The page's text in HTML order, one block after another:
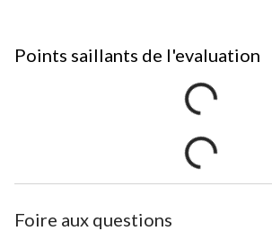
Points saillants de l'evaluation
Foire aux questions